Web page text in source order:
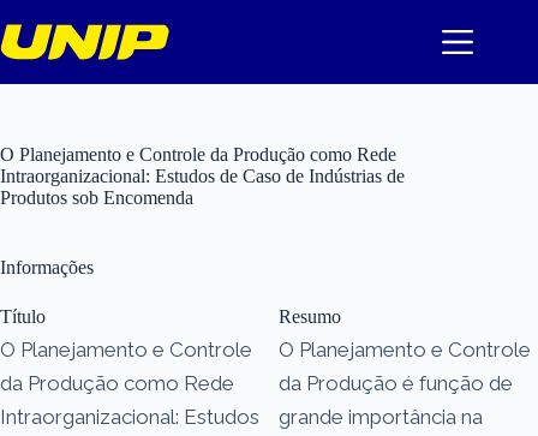
para
o
O Planejamento e Controle da Produção como Rede
Intraorganizacional: Estudos de Caso de Indústrias de
Produtos sob Encomenda
Informações
Título
O Planejamento e Controle
da Produção como Rede
Intraorganizacional: Estudos
Resumo
O Planejamento e Controle
da Produção é função de
grande importância na